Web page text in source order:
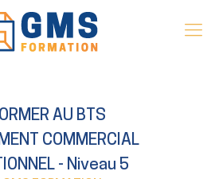
AU BTS
COMMERCIAL
- Niveau 5